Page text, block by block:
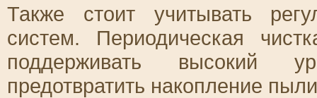
Также стоит учитывать
систем. Периодическая
поддерживать высокий
предотвратить накопление